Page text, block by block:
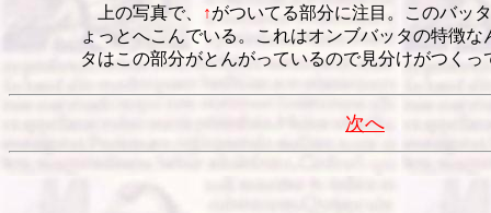
上の写真で、 ↑がついてる部分に注目。このバッ
ょっとへこんでいる。これはオンブバッタの特徴
タはこの部分がとんがっているので見分けがつく
次へ